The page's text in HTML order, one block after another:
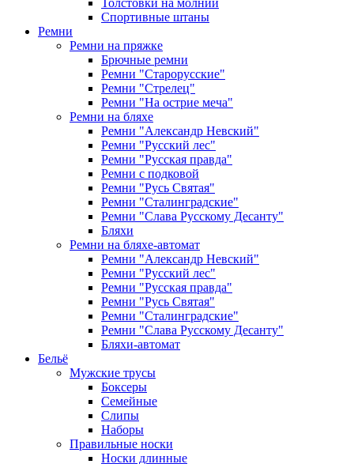
Толстовки на молнии
Спортивные штаны
Ремни
Ремни на пряжке
Брючные ремни
Ремни "Старорусские"
Ремни "Стрелец"
Ремни "На острие меча"
Ремни на бляхе
Ремни "Александр Невский"
Ремни "Русский лес"
Ремни "Русская правда"
Ремни с подковой
Ремни "Русь Святая"
Ремни "Сталинградские"
Ремни "Слава Русскому Десанту"
Бляхи
Ремни на бляхе-автомат
Ремни "Александр Невский"
Ремни "Русский лес"
Ремни "Русская правда"
Ремни "Русь Святая"
Ремни "Сталинградские"
Ремни "Слава Русскому Десанту"
Бляхи-автомат
Бельё
Мужские трусы
Боксеры
Семейные
Слипы
Наборы
Правильные носки
Носки длинные